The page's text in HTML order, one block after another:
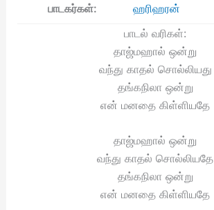
பாடகர்கள்:
ஹரிஹரன்
பாடல் வரிகள்:
தாஜ்மஹால் ஒன்று
வந்து காதல் சொல்லியது
தங்கநிலா ஒன்று
என் மனதை கிள்ளியதே
தாஜ்மஹால் ஒன்று
வந்து காதல் சொல்லியதே
தங்கநிலா ஒன்று
என் மனதை கிள்ளியதே